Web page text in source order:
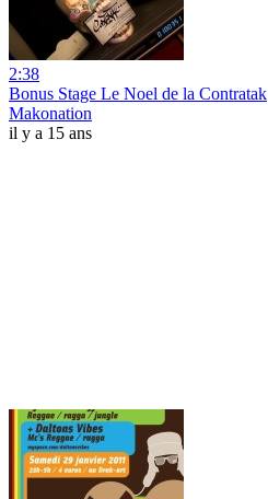
2:38
Bonus Stage Le Noel de la Contratak
Makonation
il y a 15 ans